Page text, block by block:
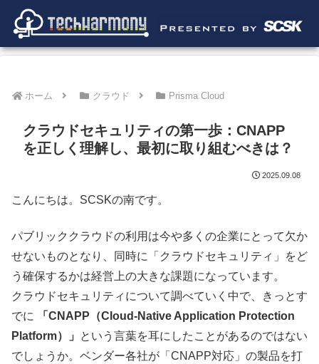
ホーム クラウド Prisma Cloud
クラウドセキュリティの第一歩：CNAPP
を正しく理解し、最初に取り組むべきは？
2025.09.08
こんにちは。SCSKの南です。
パブリッククラウドの利用は今や多くの企業にとって欠か
せないものとなり、同時に「クラウドセキュリティ」をど
う確保するかは経営上の大きな課題になっています。
クラウドセキュリティについて調べていく中で、きっとす
でに
「CNAPP（Cloud-Native Application Protection
Platform）」
という言葉を耳にしたことがあるのではない
でしょうか。ベンダー各社が「CNAPP対応」の製品を打